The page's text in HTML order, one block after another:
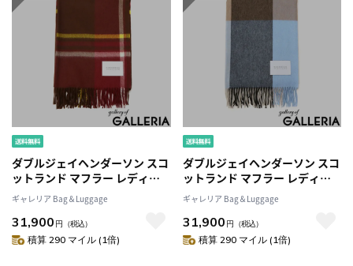
ダブルジェイヘンダーソン スコ
ットランド マフラー レディー
ス メンズ チェック
W.J.HENDERSON SCOTLAND
ブランド ストール 大判 秋 冬 ウ
ール 薄手 暖 暖かい カラフル 秋
ギャレリア Bag＆Luggage
31,900 円 （税込）
積算 290 マイル (1倍)
ダブルジェイヘンダーソン スコ
ットランド マフラー レディー
ス メンズ チェック
W.J.HENDERSON SCOTLAND
ブランド ストール 大判 秋 冬 ウ
ール 薄手 暖 暖かい カラフル 秋
ギャレリア Bag＆Luggage
31,900 円 （税込）
積算 290 マイル (1倍)